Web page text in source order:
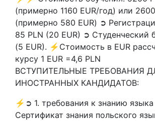
(примерно 1160 EUR/год) или
(примерно 580 EUR) ➲
85 PLN (20 EUR) ➲ Студенческий
(5 EUR). ⚡Стоимость в EUR
курсу 1 EUR =4,6 PLN
ВСТУПИТЕЛЬНЫЕ ТРЕБОВАНИЯ
ИНОСТРАННЫХ КАНДИДАТОВ:
⚡➲ 1. требования к знанию
Сертификат знания польского